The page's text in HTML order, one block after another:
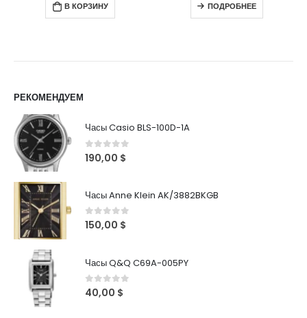
В КОРЗИНУ ПОДРОБНЕЕ
РЕКОМЕНДУЕМ
Часы Casio BLS-100D-1A
0out of 5
190,00 $
Часы Anne Klein AK/3882BKGB
0out of 5
150,00 $
Часы Q&Q C69A-005PY
0 out of 5
40,00 $